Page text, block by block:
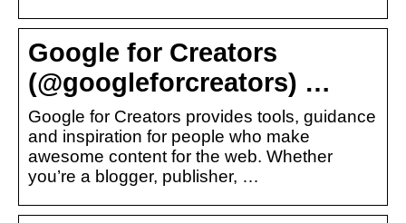
Google for Creators
(@googleforcreators) …
Google for Creators provides tools, guidance
and inspiration for people who make
awesome content for the web. Whether
you’re a blogger, publisher, …